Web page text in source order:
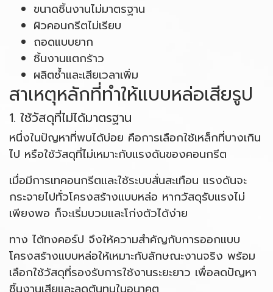
ขนาดชิ้นงานไม่มาตรฐาน
ผิวคอนกรีตไม่เรียบ
ถอดแบบยาก
ชิ้นงานแตกร้าว
ผลิตซ้ำและเสียเวลาเพิ่ม
สาเหตุหลักที่ทำให้แบบหล่อเสียรูป
1. ใช้วัสดุที่ไม่ได้มาตรฐาน
หนึ่งในปัญหาที่พบได้บ่อย คือการเลือกใช้เหล็กที่บางเกิน
ไป หรือใช้วัสดุที่ไม่เหมาะกับแรงดันของคอนกรีต
เมื่อมีการเทคอนกรีตและใช้ระบบสั่นสะเทือน แรงดันจะ
กระจายไปทั่วโครงสร้างแบบหล่อ หากวัสดุรับแรงไม่
เพียงพอ ก็จะเริ่มบวมและโก่งตัวได้ง่าย
ทาง ไต้ทงคอร์ป จึงให้ความสำคัญกับการออกแบบ
โครงสร้างแบบหล่อให้เหมาะกับลักษณะงานจริง พร้อม
เลือกใช้วัสดุที่รองรับการใช้งานระยะยาว เพื่อลดปัญหา